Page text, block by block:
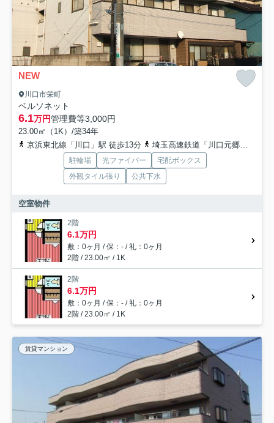
NEW
川口市栄町
ベルソネット
6.1万円管理費等3,000円
23.00㎡（1K）/築34年
京浜東北線「川口」駅 徒歩13分
埼玉高速鉄道「川口元郷」駅 徒歩7分
駐輪場 光ファイバー
宅配ボックス
外観タイル張り
公共下水
空室物件
2階
6.1万円
敷：0ヶ月 / 保：- / 礼：0ヶ月
2階 / 23.00㎡ / 1K
2階
6.1万円
敷：0ヶ月 / 保：- / 礼：0ヶ月
2階 / 23.00㎡ / 1K
賃貸マンション